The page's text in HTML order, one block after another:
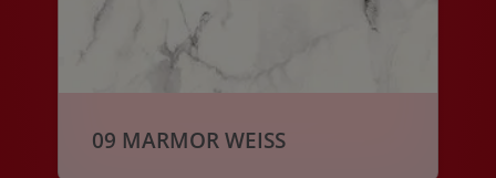
09 MARMOR WEISS